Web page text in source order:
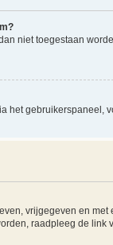
niet toegestaan
het gebruikerspaneel,
vrijgegeven en
raadpleeg de link